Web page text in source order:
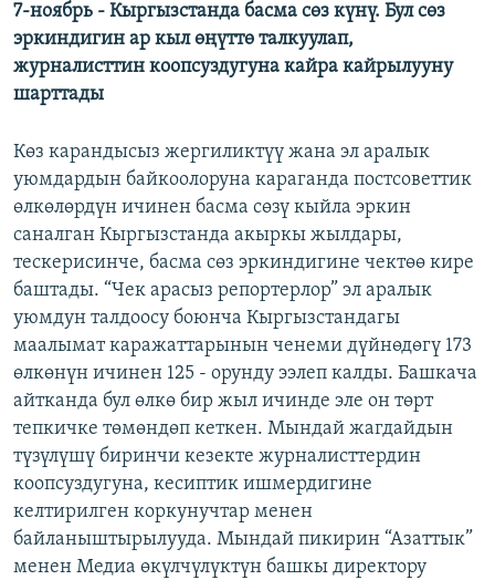
7-ноябрь - Кыргызстанда басма сөз күнү. Бул сөз
эркиндигин ар кыл өңүттө талкуулап,
журналисттин коопсуздугуна кайра кайрылууну
шарттады
Көз карандысыз жергиликтүү жана эл аралык
уюмдардын байкоолоруна караганда постсоветтик
өлкөлөрдүн ичинен басма сөзү кыйла эркин
саналган Кыргызстанда акыркы жылдары,
тескерисинче, басма сөз эркиндигине чектөө кире
баштады. “Чек арасыз репортерлор” эл аралык
уюмдун талдоосу боюнча Кыргызстандагы
маалымат каражаттарынын ченеми дүйнөдөгү 173
өлкөнүн ичинен 125 - орунду ээлеп калды. Башкача
айтканда бул өлкө бир жыл ичинде эле он төрт
тепкичке төмөндөп кеткен. Мындай жагдайдын
түзүлүшү биринчи кезекте журналисттердин
коопсуздугуна, кесиптик ишмердигине
келтирилген коркунучтар менен
байланыштырылууда. Мындай пикирин “Азаттык”
менен Медиа өкүлчүлүктүн башкы директору